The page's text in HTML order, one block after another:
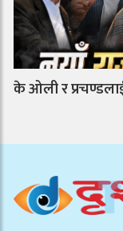
के ओली र प्रचण्डलाई